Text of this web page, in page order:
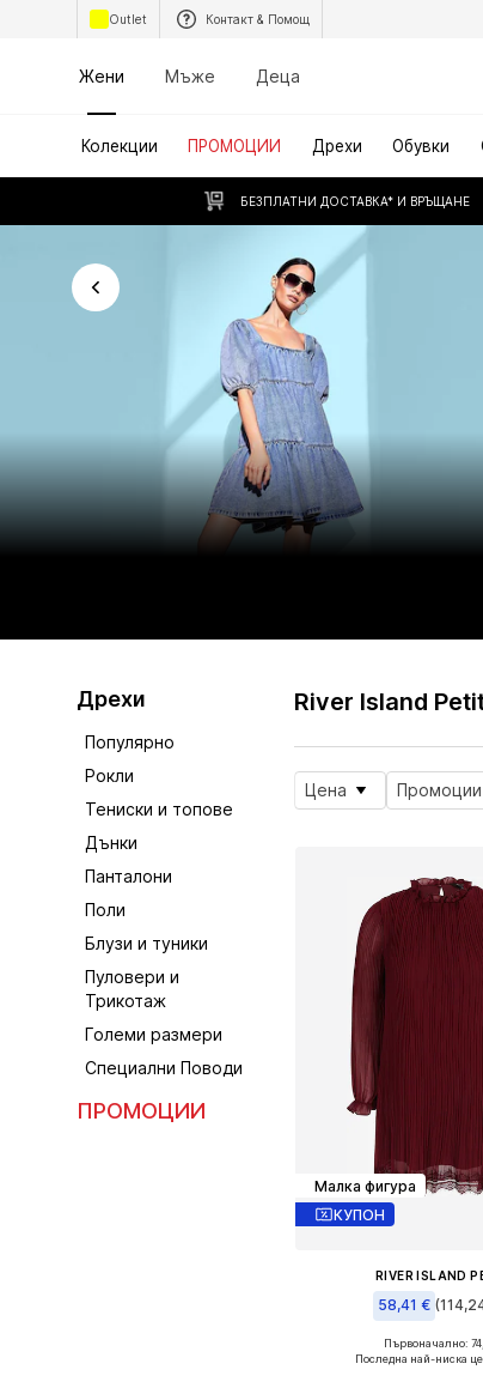
Outlet Контакт & Помощ
Жени Мъже Деца
Колекции ПРОМОЦИИ Дрехи Обувки
БЕЗПЛАТНИ ДОСТАВКА* И ВРЪЩАНЕ
Дрехи
Популярно
Рокли
Тениски и топове
Дънки
Панталони
Поли
Блузи и туники
Пуловери и
Трикотаж
Големи размери
Специални Поводи
ПРОМОЦИИ
River Island
Цена Промоции
Малка фигура
КУПОН
RIVER ISLAND
58,41 €
Налични размери:
Първоначално:
Последна най-ниска